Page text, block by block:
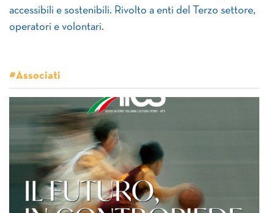
accessibili e sostenibili. Rivolto a enti del Terzo settore,
operatori e volontari.
#Associati